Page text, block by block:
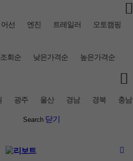
어선 엔진 트레일러 오토캠핑
조회순 낮은가격순 높은가격순
광주 울산 경남 경북 충남
닫기